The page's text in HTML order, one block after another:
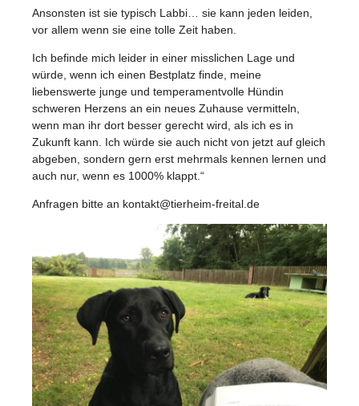
Ansonsten ist sie typisch Labbi… sie kann jeden leiden,
vor allem wenn sie eine tolle Zeit haben.
Ich befinde mich leider in einer misslichen Lage und
würde, wenn ich einen Bestplatz finde, meine
liebenswerte junge und temperamentvolle Hündin
schweren Herzens an ein neues Zuhause vermitteln,
wenn man ihr dort besser gerecht wird, als ich es in
Zukunft kann. Ich würde sie auch nicht von jetzt auf gleich
abgeben, sondern gern erst mehrmals kennen lernen und
auch nur, wenn es 1000% klappt.“
Anfragen bitte an kontakt@tierheim-freital.de